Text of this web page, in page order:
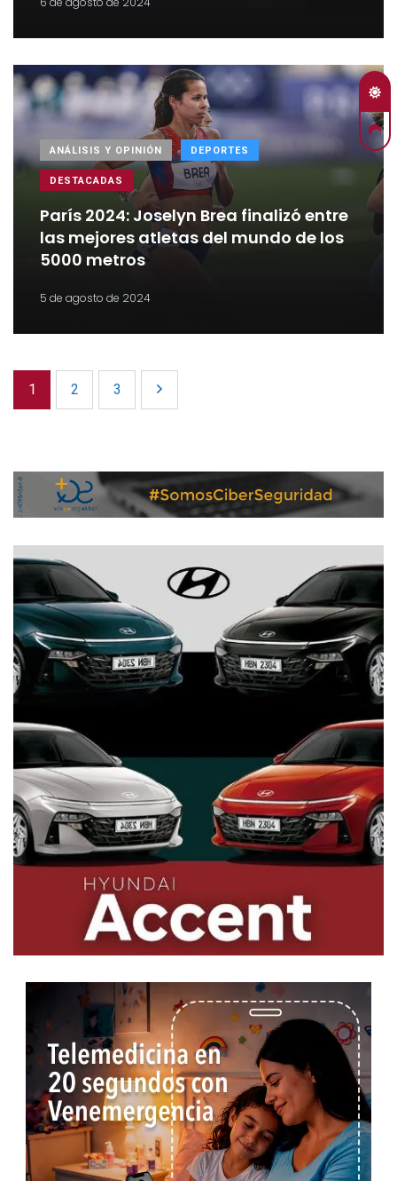
ANÁLISIS Y OPINIÓN DEPORTES
DESTACADAS
París 2024: Joselyn Brea finalizó entre
las mejores atletas del mundo de los
5000 metros
5 de agosto de 2024
1 2 3